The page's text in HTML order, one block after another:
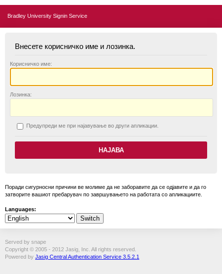
Bradley University Signin Service
Внесете корисничко име и лозинка.
Корисничко име:
Лозинка:
Предупреди ме при најавување во други апликации.
Поради сигурносни причини ве молиме да не заборавите да се одјавите и да го
затворите вашиот пребарувач по завршувањето на работата со апликациите.
Languages:
Served by snape
Copyright © 2005 - 2012 Jasig, Inc. All rights reserved.
Powered by Jasig Central Authentication Service 3.5.2.1